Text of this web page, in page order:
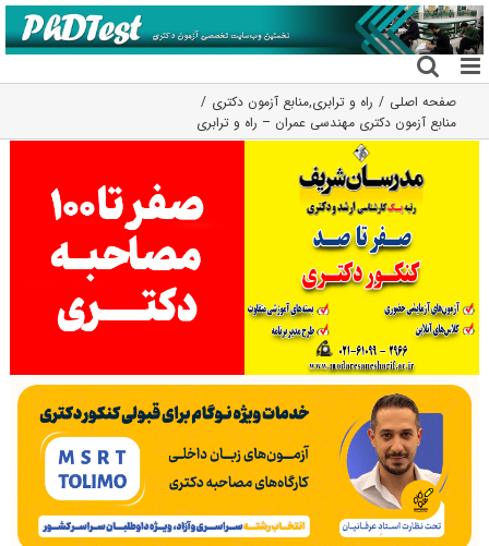
رفتن
به
محتوا
صفحه اصلی راه و ترابری,منابع آزمون دکتری
منابع آزمون دکتری مهندسی عمران – راه و ترابری